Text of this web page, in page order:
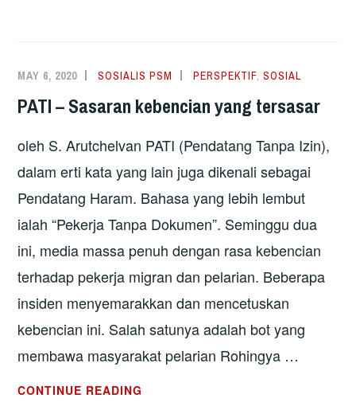
MAY 6, 2020 SOSIALIS PSM PERSPEKTIF,SOSIAL
PATI – Sasaran kebencian yang tersasar
oleh S. Arutchelvan PATI (Pendatang Tanpa Izin),
dalam erti kata yang lain juga dikenali sebagai
Pendatang Haram. Bahasa yang lebih lembut
ialah “Pekerja Tanpa Dokumen”. Seminggu dua
ini, media massa penuh dengan rasa kebencian
terhadap pekerja migran dan pelarian. Beberapa
insiden menyemarakkan dan mencetuskan
kebencian ini. Salah satunya adalah bot yang
membawa masyarakat pelarian Rohingya …
CONTINUE READING